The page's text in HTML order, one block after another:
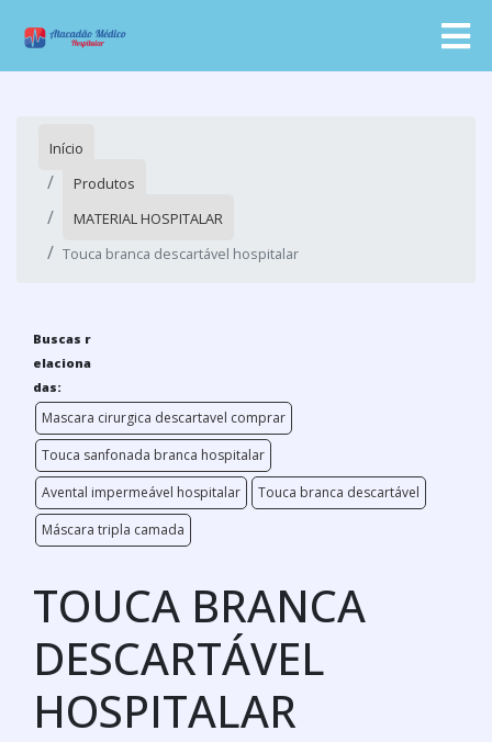
Início
Produtos
MATERIAL HOSPITALAR
Touca branca descartável hospitalar
Buscas r
elaciona
das:
Mascara cirurgica descartavel comprar
Touca sanfonada branca hospitalar
Avental impermeável hospitalar
Touca branca descartável
Máscara tripla camada
TOUCA BRANCA
DESCARTÁVEL
HOSPITALAR